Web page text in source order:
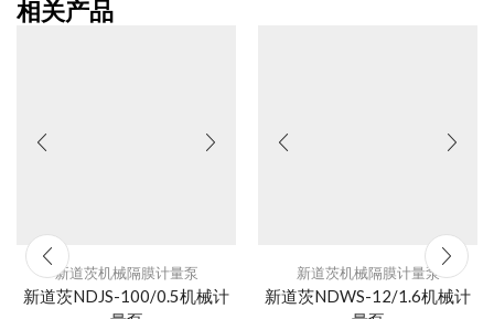
相关产品
新道茨机械隔膜计量泵
新道茨NDJS-100/0.5机械计
新道茨机械隔膜计量泵
新道茨NDWS-12/1.6机械计